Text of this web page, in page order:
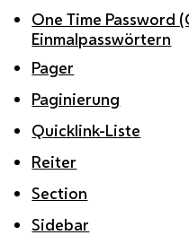
One Time Password
Einmalpasswörtern
Pager
Paginierung
Quicklink-Liste
Reiter
Section
Sidebar